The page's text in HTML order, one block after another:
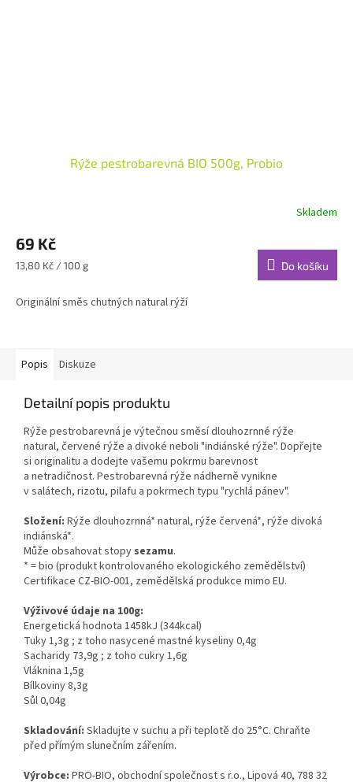
Rýže pestrobarevná BIO 500g, Probio
Skladem
69 Kč
Měrná
13,80 Kč / 100 g Do košíku
Originální směs chutných natural rýží
Popis Diskuze
Detailní popis produktu
Rýže pestrobarevná je výtečnou směsí dlouhozrnné rýže
natural, červené rýže a divoké neboli "indiánské rýže". Dopřejte
si originalitu a dodejte vašemu pokrmu barevnost
a netradičnost. Pestrobarevná rýže nádherně vynikne
v salátech, rizotu, pilafu a pokrmech typu "rychlá pánev".
Složení: Rýže dlouhozrnná* natural, rýže červená*, rýže divoká
indiánská*.
Může obsahovat stopy sezamu.
* = bio (produkt kontrolovaného ekologického zemědělství)
Certifikace CZ-BIO-001, zemědělská produkce mimo EU.
Výživové údaje na 100g:
Energetická hodnota 1458kJ (344kcal)
Tuky 1,3g ; z toho nasycené mastné kyseliny 0,4g
Sacharidy 73,9g ; z toho cukry 1,6g
Vláknina 1,5g
Bílkoviny 8,3g
Sůl 0,04g
Skladování: Skladujte v suchu a při teplotě do 25°C. Chraňte
před přímým slunečním zářením.
Výrobce: PRO-BIO, obchodní společnost s r.o., Lipová 40, 788 32